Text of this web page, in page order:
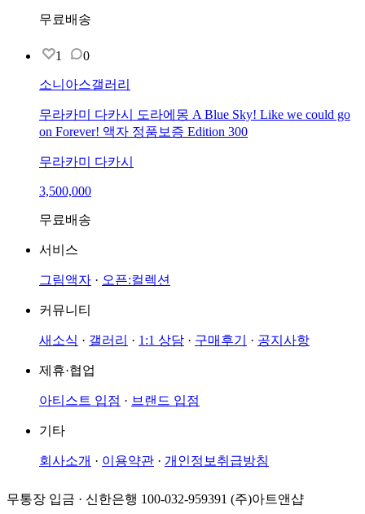
무료배송
1 0
소니아스갤러리
무라카미 다카시 도라에몽 A Blue Sky! Like we could go
on Forever! 액자 정품보증 Edition 300
무라카미 다카시
3,500,000
무료배송
서비스
그림액자 · 오픈:컬렉션
커뮤니티
새소식 · 갤러리 · 1:1 상담 · 구매후기 · 공지사항
제휴·협업
아티스트 입점 · 브랜드 입점
기타
회사소개 · 이용약관 · 개인정보취급방침
무통장 입금 · 신한은행 100-032-959391 (주)아트앤샵